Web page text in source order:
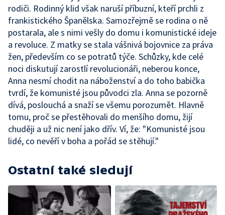
rodiči. Rodinný klid však naruší příbuzní, kteří prchli z
frankistického Španělska. Samozřejmě se rodina o ně
postarala, ale s nimi vešly do domu i komunistické ideje
a revoluce. Z matky se stala vášnivá bojovnice za práva
žen, především co se potratů týče. Schůzky, kde celé
noci diskutují zarostlí revolucionáři, neberou konce,
Anna nesmí chodit na náboženství a do toho babička
tvrdí, že komunisté jsou původci zla. Anna se pozorně
dívá, poslouchá a snaží se všemu porozumět. Hlavně
tomu, proč se přestěhovali do menšího domu, žijí
chuději a už nic není jako dřív. Ví, že: "Komunisté jsou
lidé, co nevěří v boha a pořád se stěhují."
Ostatní také sledují